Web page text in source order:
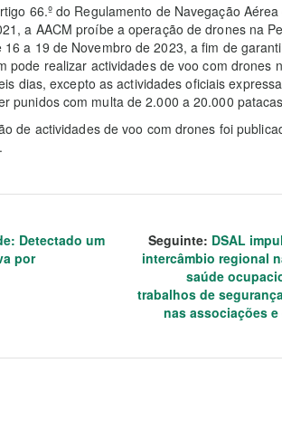
66.º do Regulamento de Navegação
a AACM proíbe a operação de drones na
a 19 de Novembro de 2023, a fim de
pode realizar actividades de voo com drones
dias, excepto as actividades oficiais
punidos com multa de 2.000 a 20.000
de actividades de voo com drones foi
Detectado um
por
Seguinte: DSAL
intercâmbio regional
saúde
trabalhos de
nas associações